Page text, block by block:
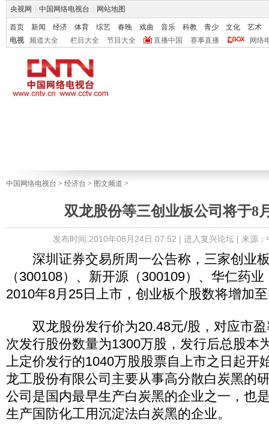
央视网 中国网络电视台 网站地图
首页 新闻 经济 体育 综艺 春晚 戏曲 音乐 科教 青少 文化
艺术
电视
频道大全 栏目大全 节目大全 直播中国 赛事直播 网络
中国网络电视台 > 经济台 > 图文频道 >
双龙股份等三创业板公司将于8
发布时间:2010年08月24日 07:52 | 进入复兴论坛| 来源：
深圳证券交易所周一公告称，三家创业
（300108）、新开源（300109）、华仁药
2010年8月25日上市，创业板个股数将增加
双龙股份发行价为20.48元/股，对应市盈
次发行股份数量为1300万股，发行后总股本
上定价发行的1040万股股票自上市之日起开
龙工股份有限公司主要从事高分散白炭黑的
公司是国内最早生产白炭黑的企业之一，也
生产国防化工用沉淀法白炭黑的企业。